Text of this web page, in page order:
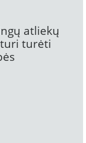
atliekų
turėti